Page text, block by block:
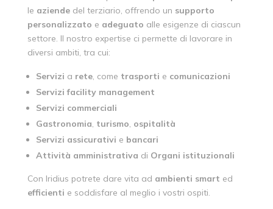
le aziendedel terziario, offrendo un supporto
personalizzato e adeguato alle esigenze di ciascun
settore. Il nostro expertise ci permette di lavorare in
diversi ambiti, tra cui:
Servizi a rete, come trasporti e comunicazioni
Servizi facility management
Servizi commerciali
Gastronomia, turismo, ospitalità
Servizi assicurativi e bancari
Attività amministrativa di Organi istituzionali
Con Iridius potrete dare vita ad ambienti smart ed
efficienti e soddisfare al meglio i vostri ospiti.